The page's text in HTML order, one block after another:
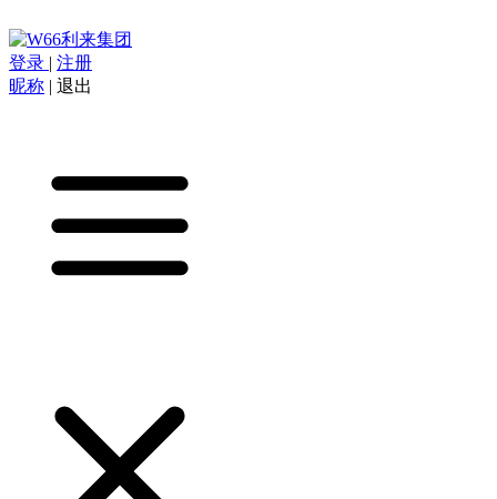
登录 | 注册
昵称 | 退出